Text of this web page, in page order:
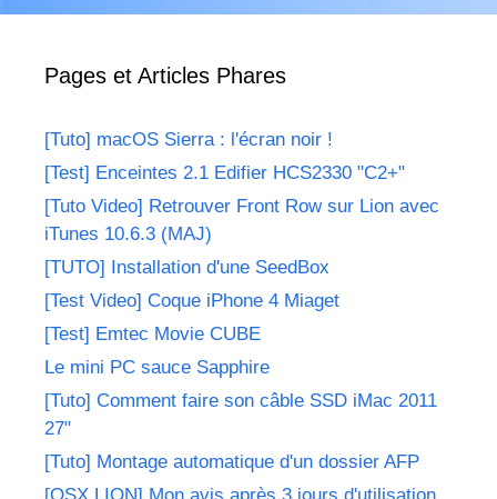
Pages et Articles Phares
[Tuto] macOS Sierra : l'écran noir !
[Test] Enceintes 2.1 Edifier HCS2330 "C2+"
[Tuto Video] Retrouver Front Row sur Lion avec
iTunes 10.6.3 (MAJ)
[TUTO] Installation d'une SeedBox
[Test Video] Coque iPhone 4 Miaget
[Test] Emtec Movie CUBE
Le mini PC sauce Sapphire
[Tuto] Comment faire son câble SSD iMac 2011
27"
[Tuto] Montage automatique d'un dossier AFP